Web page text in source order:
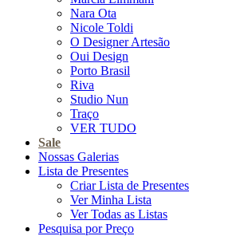
Nara Ota
Nicole Toldi
O Designer Artesão
Oui Design
Porto Brasil
Riva
Studio Nun
Traço
VER TUDO
Sale
Nossas Galerias
Lista de Presentes
Criar Lista de Presentes
Ver Minha Lista
Ver Todas as Listas
Pesquisa por Preço